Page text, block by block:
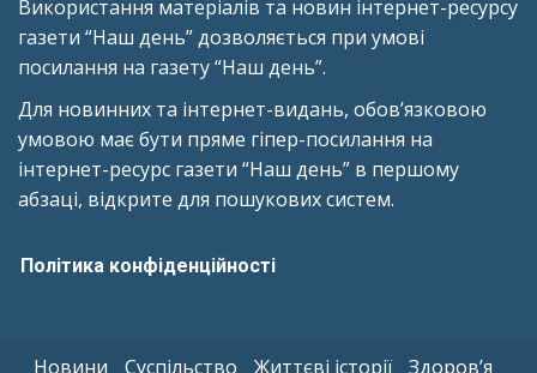
Використання матеріалів та новин інтернет-ресурсу
газети “Наш день” дозволяється при умові
посилання на газету “Наш день”.
Для новинних та інтернет-видань, обов’язковою
умовою має бути пряме гіпер-посилання на
інтернет-ресурс газети “Наш день” в першому
абзаці, відкрите для пошукових систем.
Політика конфіденційності
Новини Суспільство Життєві історії Здоров’я